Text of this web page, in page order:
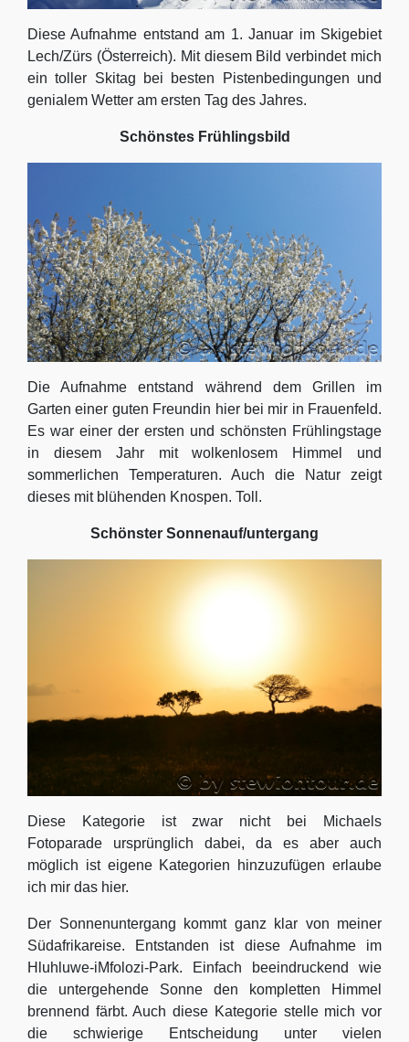
Diese Aufnahme entstand am 1. Januar im Skigebiet
Lech/Zürs (Österreich). Mit diesem Bild verbindet mich
ein toller Skitag bei besten Pistenbedingungen und
genialem Wetter am ersten Tag des Jahres.
Schönstes Frühlingsbild
Die Aufnahme entstand während dem Grillen im
Garten einer guten Freundin hier bei mir in Frauenfeld.
Es war einer der ersten und schönsten Frühlingstage
in diesem Jahr mit wolkenlosem Himmel und
sommerlichen Temperaturen. Auch die Natur zeigt
dieses mit blühenden Knospen. Toll.
Schönster Sonnenauf/untergang
Diese Kategorie ist zwar nicht bei Michaels
Fotoparade ursprünglich dabei, da es aber auch
möglich ist eigene Kategorien hinzuzufügen erlaube
ich mir das hier.
Der Sonnenuntergang kommt ganz klar von meiner
Südafrikareise. Entstanden ist diese Aufnahme im
Hluhluwe-iMfolozi-Park. Einfach beeindruckend wie
die untergehende Sonne den kompletten Himmel
brennend färbt. Auch diese Kategorie stelle mich vor
die schwierige Entscheidung unter vielen